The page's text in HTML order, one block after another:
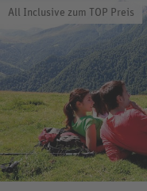
All Inclusive zum TOP Preis